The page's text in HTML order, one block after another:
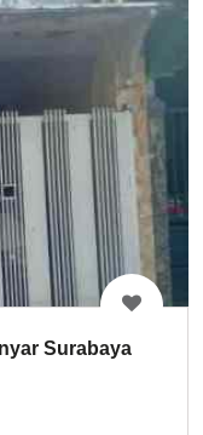
Surabaya